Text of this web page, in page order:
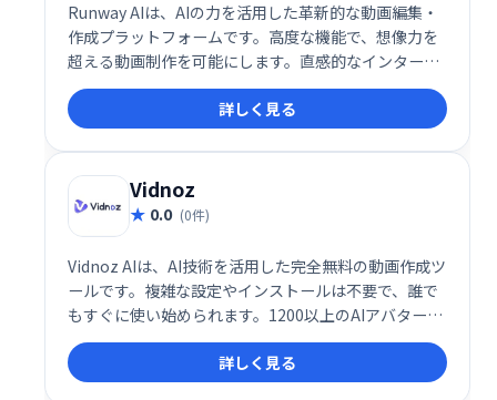
Runway AIは、AIの力を活用した革新的な動画編集・
作成プラットフォームです。高度な機能で、想像力を
超える動画制作を可能にします。直感的なインターフ
ェースで、プロフェッショナルから初心者まで、創造
性を自由に表現できます。動画編集や制作の効率化、
新たな表現方法の開拓に最適です。
詳しく見る
Vidnoz
0.0 (0件)
Vidnoz AIは、AI技術を活用した完全無料の動画作成ツ
ールです。複雑な設定やインストールは不要で、誰で
もすぐに使い始められます。1200以上のAIアバター、
1240以上のリアルなAI音声、2800以上のテンプレー
トを活用して、わずか1分でプロ品質の動画を作成可
能です。
詳しく見る